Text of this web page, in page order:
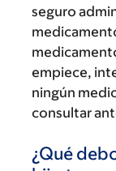
seguro
empiece,
ningún
consultar
¿Qué